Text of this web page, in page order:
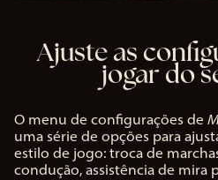
Ajuste as
jogar do
O menu de configurações de
uma série de opções para
estilo de jogo: troca de
condução, assistência de mira